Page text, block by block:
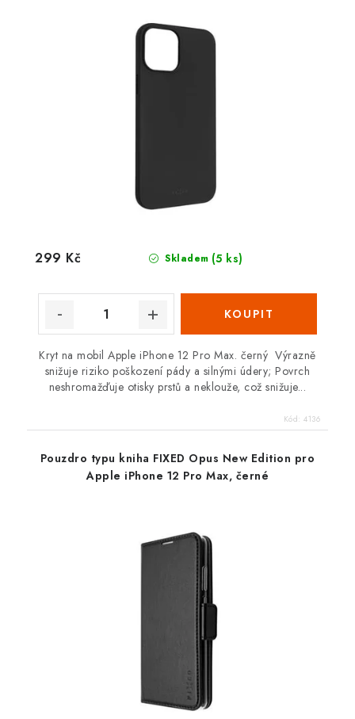
Skladem (5 ks)
299 Kč
Kryt na mobil Apple iPhone 12 Pro Max. černý Výrazně
snižuje riziko poškození pády a silnými údery; Povrch
neshromažďuje otisky prstů a neklouže, což snižuje...
Kód: 4136
Pouzdro typu kniha FIXED Opus New Edition pro
Apple iPhone 12 Pro Max, černé